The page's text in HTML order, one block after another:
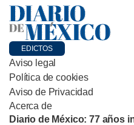
EDICTOS
Aviso legal
Política de cookies
Aviso de Privacidad
Acerca de
Diario de México: 77 años